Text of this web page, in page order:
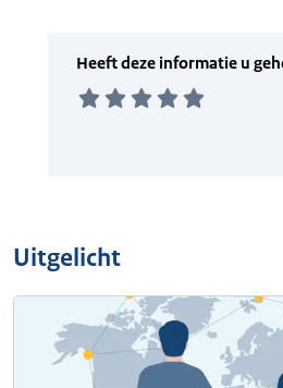
Uitgelicht